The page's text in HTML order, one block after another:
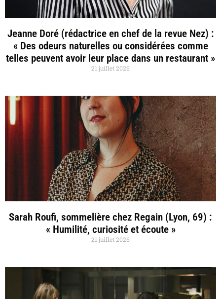
Jeanne Doré (rédactrice en chef de la revue Nez) :
« Des odeurs naturelles ou considérées comme
telles peuvent avoir leur place dans un restaurant »
21 juillet 2026
Sarah Roufi, sommelière chez Regain (Lyon, 69) :
« Humilité, curiosité et écoute »
21 juillet 2026